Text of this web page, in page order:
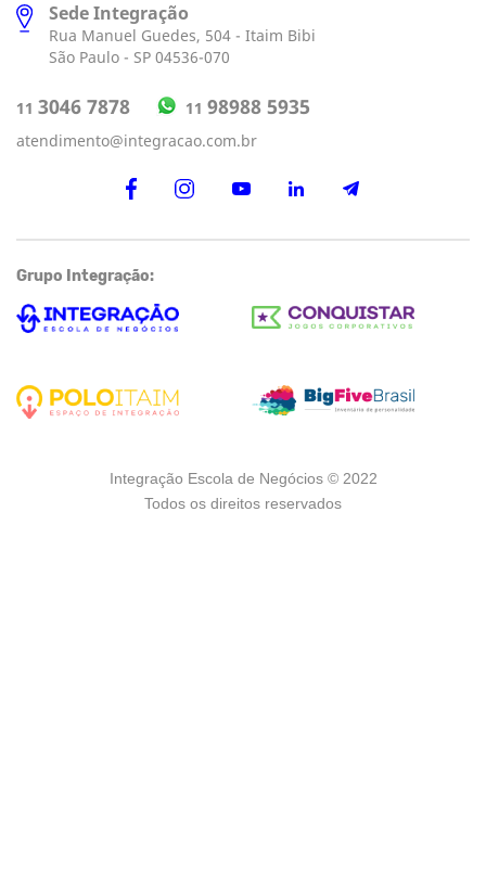
Sede Integração
Rua Manuel Guedes, 504 - Itaim Bibi
São Paulo - SP 04536-070
11 3046 7878 11 98988 5935
atendimento@integracao.com.br
Grupo Integração:
Integração Escola de Negócios © 2022
Todos os direitos reservados